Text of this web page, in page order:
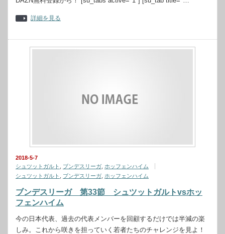
詳細を見る
2018-5-7
シュツットガルト
ブンデスリーガ ホッフェンハイム
シュツットガルト
ブンデスリーガ ホッフェンハイム
ブンデスリーガ 第33節 シュツットガルトvsホッ
フェンハイム
今の日本代表、過去の代表メンバーを回顧するだけでは半減の楽
しみ。これから咲きを担っていく若者たちのチャレンジを見よ！